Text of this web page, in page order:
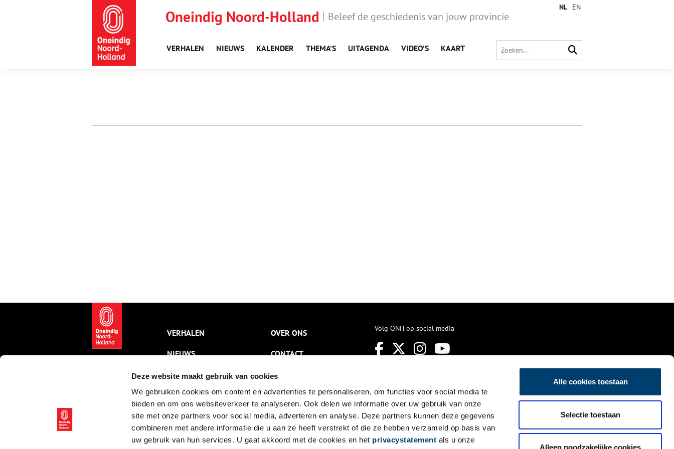
Deze website maakt gebruik van cookies
We gebruiken cookies om content en advertenties te personaliseren, om functies voor social media te
bieden en om ons websiteverkeer te analyseren. Ook delen we informatie over uw gebruik van onze
site met onze partners voor social media, adverteren en analyse. Deze partners kunnen deze gegevens
combineren met andere informatie die u aan ze heeft verstrekt of die ze hebben verzameld op basis van
uw gebruik van hun services. U gaat akkoord met de cookies en het privacystatement als u onze
Alle cookies toestaan
Selectie toestaan
Alleen noodzakelijke cookies
Oneindig Noord-Holland Beleef de geschiedenis van jouw provincie
VERHALEN NIEUWS KALENDER THEMA’S UITAGENDA VIDEO’S KAART
NL EN
VERHALEN
NIEUWS
KALENDER
THEMA’S
ACTIVITEITEN
VIDEO’S
OVER ONS
CONTACT
NIEUWSBRIEF
DISCLAIMER
PRIVACY
TOEGANKELIJKHEID
Volg ONH op social media